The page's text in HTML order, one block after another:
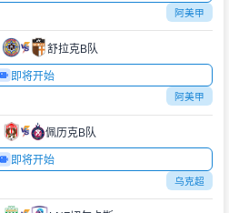
阿美甲
舒拉克B队
即将开始
阿美甲
佩历克B队
即将开始
乌克超